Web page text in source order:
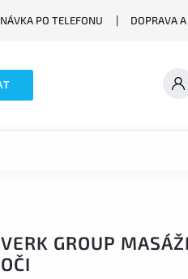
PO TELEFONU DOPRAVA
VERK GROUP
OČI